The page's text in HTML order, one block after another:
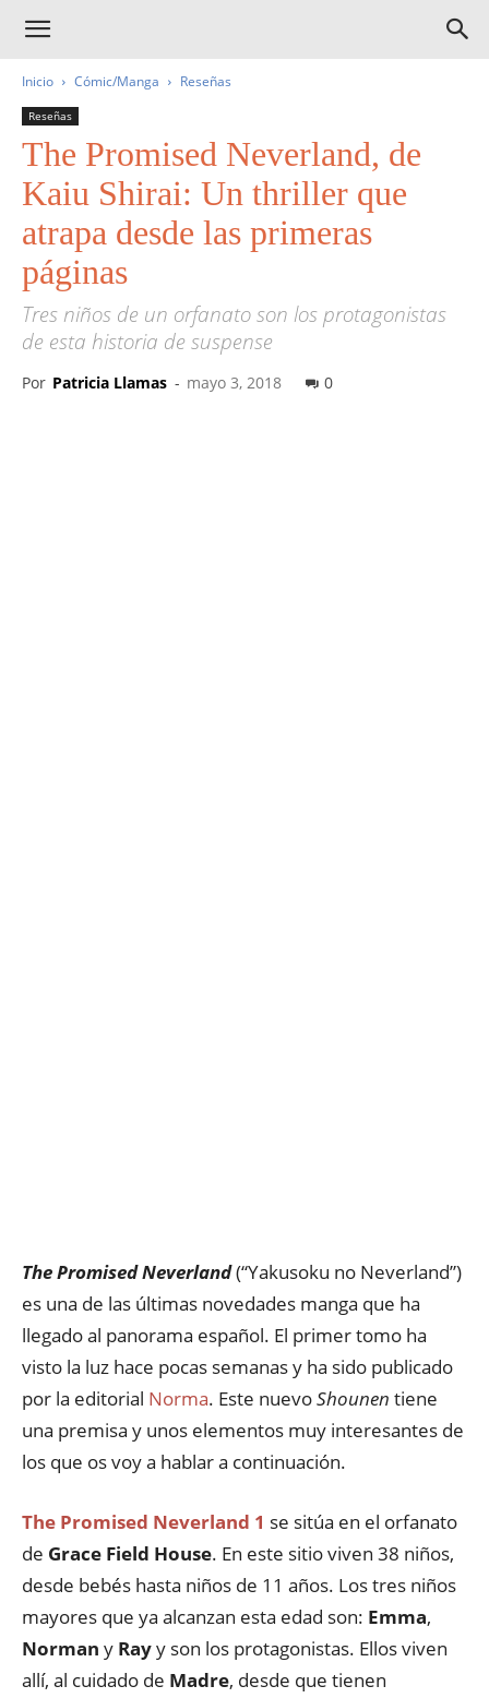
Inicio Cómic/Manga Reseñas
Reseñas
The Promised Neverland, de
Kaiu Shirai: Un thriller que
atrapa desde las primeras
páginas
Tres niños de un orfanato son los protagonistas
de esta historia de suspense
Por Patricia Llamas - mayo 3, 2018 0
The Promised Neverland(“Yakusoku no Neverland”)
es una de las últimas novedades manga que ha
llegado al panorama español. El primer tomo ha
visto la luz hace pocas semanas y ha sido publicado
por la editorial Norma. Este nuevoShounen tiene
una premisa y unos elementos muy interesantes de
los que os voy a hablar a continuación.
The Promised Neverland 1 se sitúa en el orfanato
de Grace Field House. En este sitio viven 38 niños,
desde bebés hasta niños de 11 años. Los tres niños
mayores que ya alcanzan esta edad son: Emma,
Norman y Rayy son los protagonistas. Ellos viven
allí, al cuidado de Madre, desde que tienen